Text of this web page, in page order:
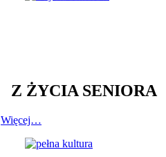
Z ŻYCIA SENIORA
Więcej…